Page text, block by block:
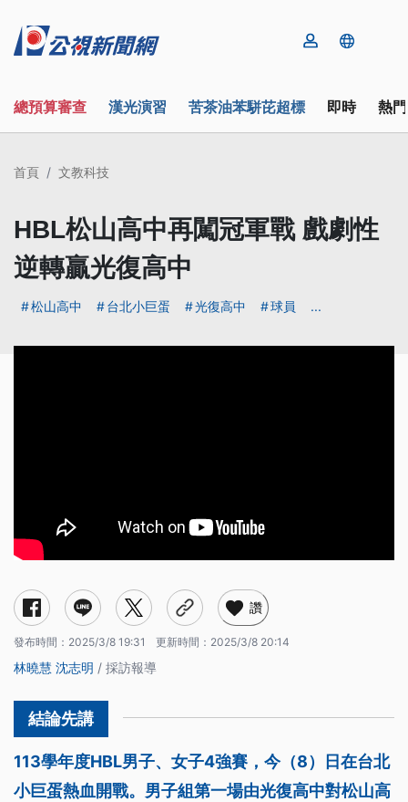
總預算審查 漢光演習 苦茶油苯駢芘超標 即時 熱
首頁 文教科技
HBL松山高中再闖冠軍戰 戲劇性
逆轉贏光復高中
松山高中 台北小巨蛋 光復高中 球員 ...
讚
發布時間： 2025/3/8 19:31 更新時間： 2025/3/8 20:14
林曉慧 沈志明 / 採訪報導
113學年度HBL男子、女子4強賽，今（8）日在台北
小巨蛋熱血開戰。男子組第一場由光復高中對松山高